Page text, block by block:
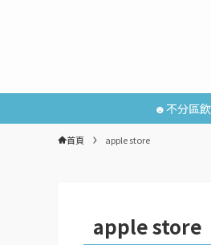
☻不分區
首頁 apple store
apple store